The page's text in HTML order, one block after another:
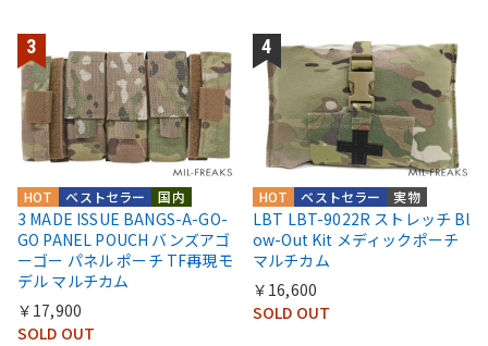
国内
ベストセラー
HOT
3 MADE ISSUE BANGS-A-GO-
GO PANEL POUCH バンズアゴ
ーゴー パネル ポーチ TF再現モ
デル マルチカム
￥17,900
SOLD OUT
実物
ベストセラー
HOT
LBT LBT-9022R ストレッチ Bl
ow-Out Kit メディックポーチ
マルチカム
￥16,600
SOLD OUT